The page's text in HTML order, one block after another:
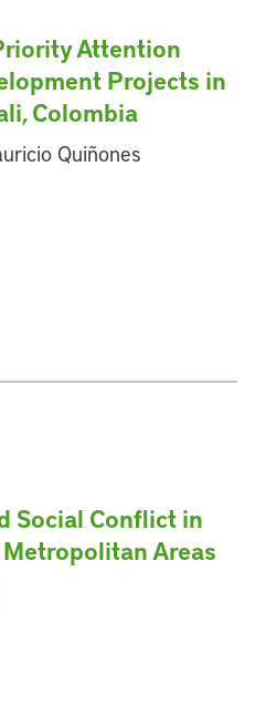
Attention
Projects in
Colombia
Quiñones
Social Conflict in
Areas